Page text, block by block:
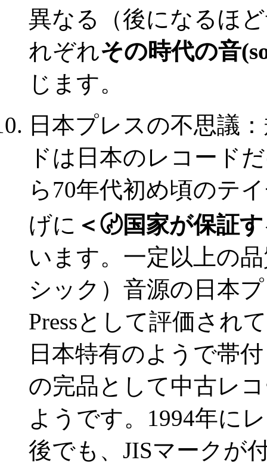
異なる（後になるほ
れぞれその時代の音
じます。
日本プレスの不思議
ドは日本のレコード
ら70年代初め頃のテ
げに ＜〄国家が保証
います。一定以上の
シック）音源の日本
Pressとして評価され
日本特有のようで帯
の完品として中古レ
ようです。1994年に
後でも、JISマークが